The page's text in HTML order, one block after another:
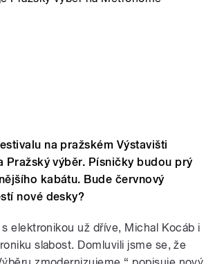
na pražském Výstavišti
Pražský výběr. Písničky budou prý
kabátu. Bude červnový
nové desky?
elektronikou už dříve, Michal Kocáb i
slabost. Domluvili jsme se, že